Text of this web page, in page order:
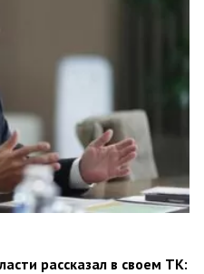
рассказал в своем ТК: